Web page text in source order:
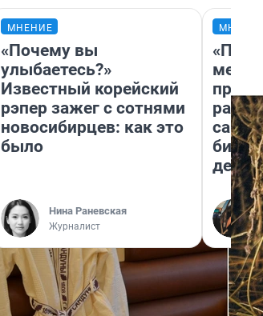
МНЕНИЕ
«Почему вы
улыбаетесь?»
Известный корейский
рэпер зажег с сотнями
новосибирцев: как это
было
Нина Раневская
Журналист